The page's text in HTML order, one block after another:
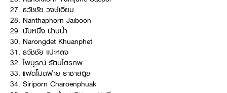
27. ธวัชชัย วงษ์เอี่ยม
28. Nanthaphorn Jaiboon
29. นับหนึ่ง น่านน้ำ
30. Narongdet Khuanphet
31. ธวัชชัย แปะหลง
32. ไพบูรณ์ รัตนไตรภพ
33. แฝดโมดิฟาย ราชาสตูล
34. Siriporn Charoenphuak